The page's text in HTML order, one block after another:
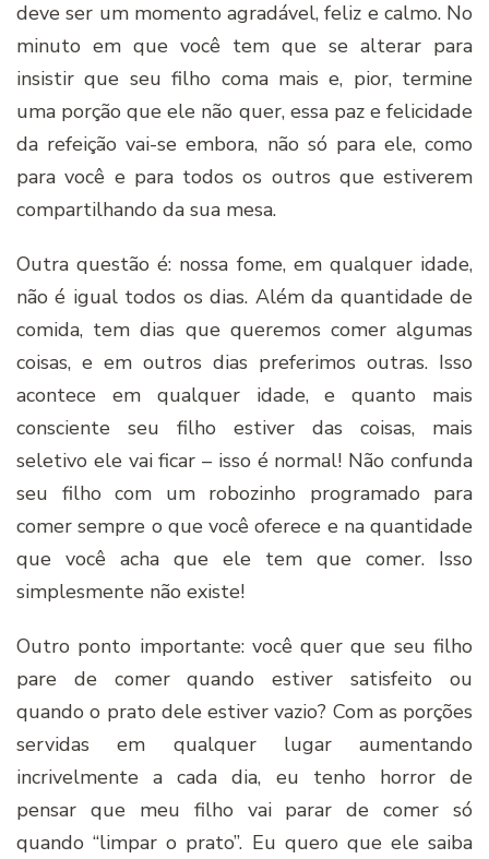
deve ser um momento agradável, feliz e calmo. No
minuto em que você tem que se alterar para
insistir que seu filho coma mais e, pior, termine
uma porção que ele não quer, essa paz e felicidade
da refeição vai-se embora, não só para ele, como
para você e para todos os outros que estiverem
compartilhando da sua mesa.
Outra questão é: nossa fome, em qualquer idade,
não é igual todos os dias. Além da quantidade de
comida, tem dias que queremos comer algumas
coisas, e em outros dias preferimos outras. Isso
acontece em qualquer idade, e quanto mais
consciente seu filho estiver das coisas, mais
seletivo ele vai ficar – isso é normal! Não confunda
seu filho com um robozinho programado para
comer sempre o que você oferece e na quantidade
que você acha que ele tem que comer. Isso
simplesmente não existe!
Outro ponto importante: você quer que seu filho
pare de comer quando estiver satisfeito ou
quando o prato dele estiver vazio? Com as porções
servidas em qualquer lugar aumentando
incrivelmente a cada dia, eu tenho horror de
pensar que meu filho vai parar de comer só
quando “limpar o prato”. Eu quero que ele saiba